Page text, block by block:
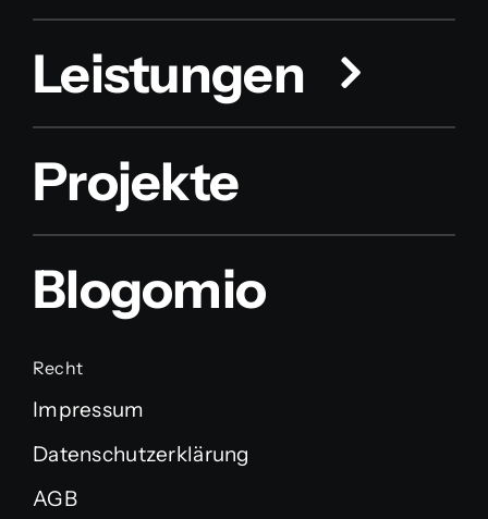
Leistungen
Projekte
Blogomio
Recht
Impressum
Datenschutzerklärung
AGB